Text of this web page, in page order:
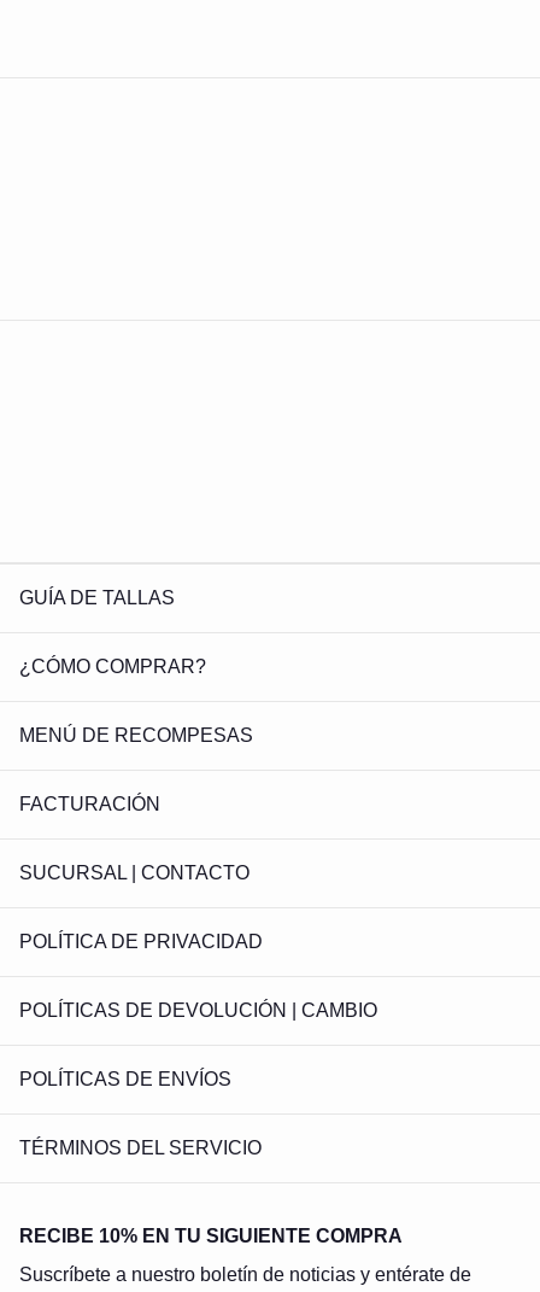
GUÍA DE TALLAS
¿CÓMO COMPRAR?
MENÚ DE RECOMPESAS
FACTURACIÓN
SUCURSAL | CONTACTO
POLÍTICA DE PRIVACIDAD
POLÍTICAS DE DEVOLUCIÓN | CAMBIO
POLÍTICAS DE ENVÍOS
TÉRMINOS DEL SERVICIO
RECIBE 10% EN TU SIGUIENTE COMPRA
Suscríbete a nuestro boletín de noticias y entérate de